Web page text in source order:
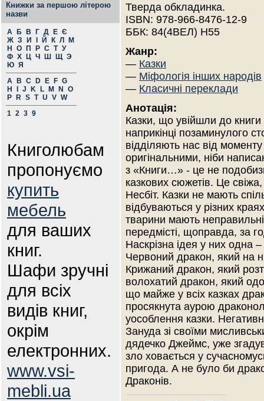
Книжки за першою літерою
назви
А Б В Г Д Е Є
Ж З И Й К Л
М
Н
О П Р С Т У
Ф Х Ц Ч Ш Щ Э
Ю Я
A
B C D E F G
H
J K L M N
O
P
R S T U V W
1 2 3 9
Книголюбам
пропонуємо
купить
мебель
для ваших
книг.
Шафи зручні
для всіх
видів книг,
окрім
електронних.
www.vsi-
mebli.ua
Тверда обкладинка.
ISBN: 978-966-8476-12-9
ББК: 84(4ВЕЛ) Н55
Жанр:
— Казки
— Міфологія інших народів
— Класичні переклади
Анотація:
Казки, що увійшли до книги
наприкінці позаминулого
відділяють нас від
оригінальними, ніби
з «Книги…» - це не
казкових сюжетів. Це свіжа,
Несбіт. Казки не мають
відбуваються у різних
тварини мають
передмісті, щоправда, за
Наскрізна ідея у них одна
Червоний дракон, який на
Крижаний дракон, який
волохатий дракон, який
що майже у всіх казках
просякнута аурою
уособлення казки.
Зануда зі своїми
дядечко Джеймс, уже
зло ховається у
пригода. А не було би
Драконів.